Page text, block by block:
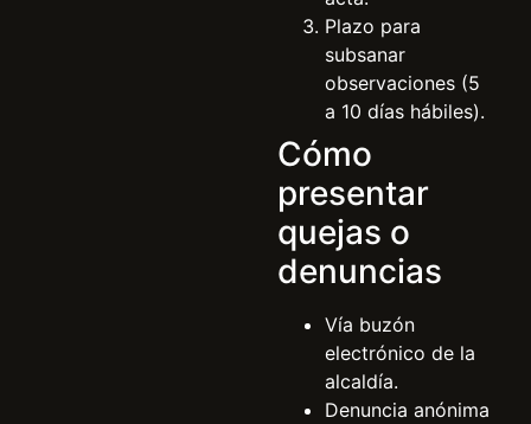
Plazo para
subsanar
observaciones (5
a 10 días hábiles).
Cómo
presentar
quejas o
denuncias
Vía buzón
electrónico de la
alcaldía.
Denuncia anónima